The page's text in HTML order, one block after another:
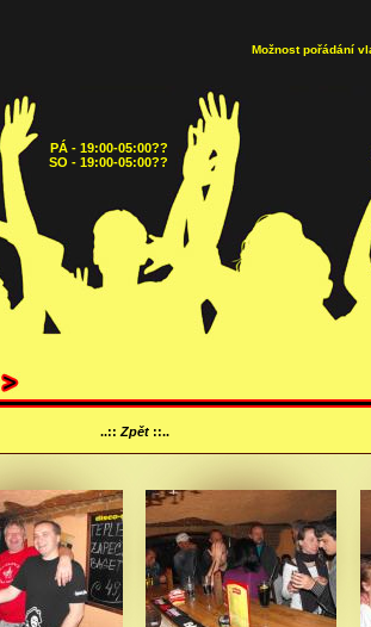
Možnost pořádání
PÁ - 19:00-05:00??
SO - 19:00-05:00??
..:: Zpět ::..